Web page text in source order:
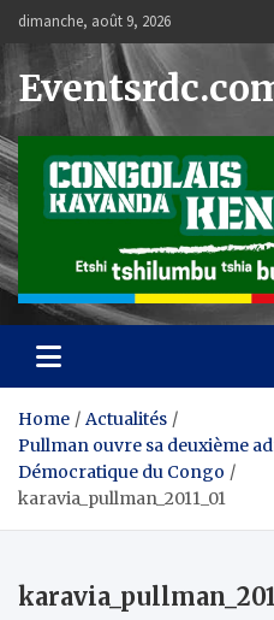
Skip
content
dimanche, août 9, 2026
Home
Actualités
Pullman ouvre sa deuxième
Démocratique du Congo
karavia_pullman_2011_01